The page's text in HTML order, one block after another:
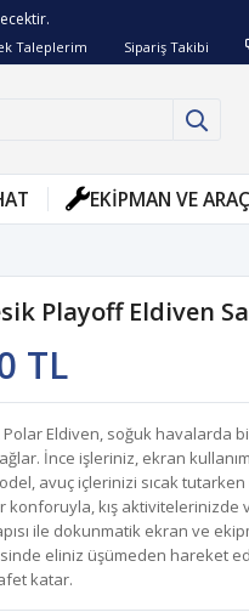
Taleplerim Sipariş Takibi
EKIPMAN VE
Playoff Eldiven
TL
Eldiven, soğuk havalarda
İnce işleriniz, ekran
avuç içlerinizi sıcak
konforuyla, kış aktivitelerinizde
ile dokunmatik ekran ve
eliniz üşümeden hareket
katar.